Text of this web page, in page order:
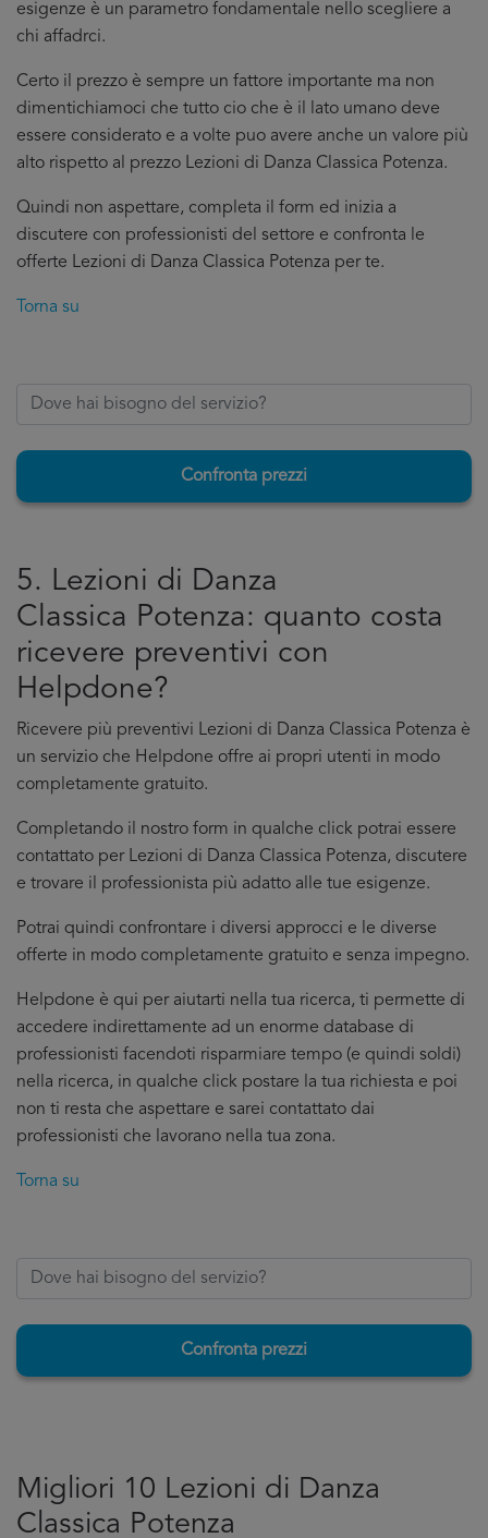
esigenze è un parametro fondamentale nello scegliere a
chi affadrci.
Certo il prezzo è sempre un fattore importante ma non
dimentichiamoci che tutto cio che è il lato umano deve
essere considerato e a volte puo avere anche un valore più
alto rispetto al prezzo Lezioni di Danza Classica Potenza.
Quindi non aspettare, completa il form ed inizia a
discutere con professionisti del settore e confronta le
offerte Lezioni di Danza Classica Potenza per te.
Torna su
Confronta prezzi
5. Lezioni di Danza
Classica Potenza: quanto costa
ricevere preventivi con
Helpdone?
Ricevere più preventivi Lezioni di Danza Classica Potenza è
un servizio che Helpdone offre ai propri utenti in modo
completamente gratuito.
Completando il nostro form in qualche click potrai essere
contattato per Lezioni di Danza Classica Potenza, discutere
e trovare il professionista più adatto alle tue esigenze.
Potrai quindi confrontare i diversi approcci e le diverse
offerte in modo completamente gratuito e senza impegno.
Helpdone è qui per aiutarti nella tua ricerca, ti permette di
accedere indirettamente ad un enorme database di
professionisti facendoti risparmiare tempo (e quindi soldi)
nella ricerca, in qualche click postare la tua richiesta e poi
non ti resta che aspettare e sarei contattato dai
professionisti che lavorano nella tua zona.
Torna su
Confronta prezzi
Migliori 10 Lezioni di Danza
Classica Potenza